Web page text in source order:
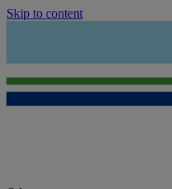
Skip to content